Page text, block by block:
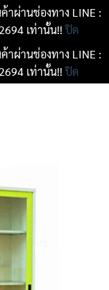
าผ่านช่องทาง LINE :
เท่านั้น!!ปิด
าผ่านช่องทาง LINE :
เท่านั้น!!ปิด